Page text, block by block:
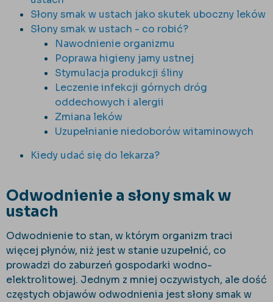
Słony smak w ustach jako skutek uboczny leków
Słony smak w ustach - co robić?
Nawodnienie organizmu
Poprawa higieny jamy ustnej
Stymulacja produkcji śliny
Leczenie infekcji górnych dróg
oddechowych i alergii
Zmiana leków
Uzupełnianie niedoborów witaminowych
Kiedy udać się do lekarza?
Odwodnienie a słony smak w
ustach
Odwodnienie to stan, w którym organizm traci
więcej płynów, niż jest w stanie uzupełnić, co
prowadzi do zaburzeń gospodarki wodno-
elektrolitowej. Jednym z mniej oczywistych, ale dość
częstych objawów odwodnienia jest słony smak w